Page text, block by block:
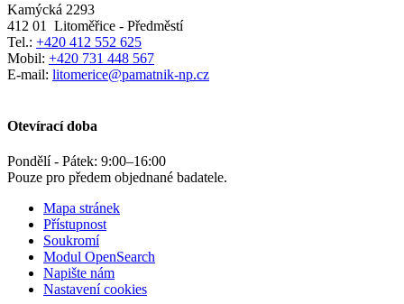
Kamýcká 2293
412 01
Litoměřice - Předměstí
Tel.: +420 412 552 625
Mobil: +420 731 448 567
E-mail: litomerice@pamatnik-np.cz
Otevírací doba
Pondělí - Pátek: 9:00–16:00
Pouze pro předem objednané badatele.
Mapa stránek
Přístupnost
Soukromí
Modul OpenSearch
Napište nám
Nastavení cookies